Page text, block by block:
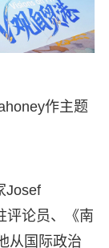
作主题
Josef
评论员、《南
从国际政治